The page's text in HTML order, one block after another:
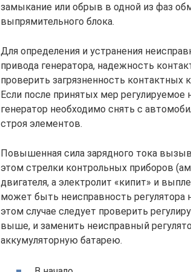
замыкание или обрыв в одной из фаз
выпрямительного блока.
Для определения и устранения
привода генератора, надежность
проверить загрязненность контактных
Если после принятых мер регулируемое
генератор необходимо снять с
строя элементов.
Повышенная сила зарядного тока
этом стрелки контрольных приборов
двигателя, а электролит «кипит» и
может быть неисправность регулятора
этом случае следует проверить
выше, и заменить неисправный
аккумуляторную батарею.